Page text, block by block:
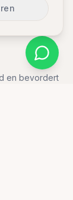
wordt
en bevordert